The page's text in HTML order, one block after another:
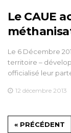
Le CAUE
Le 6 Décembre
territoire –
officialisé leur
12 décembre 2013
« PRÉCÉDENT